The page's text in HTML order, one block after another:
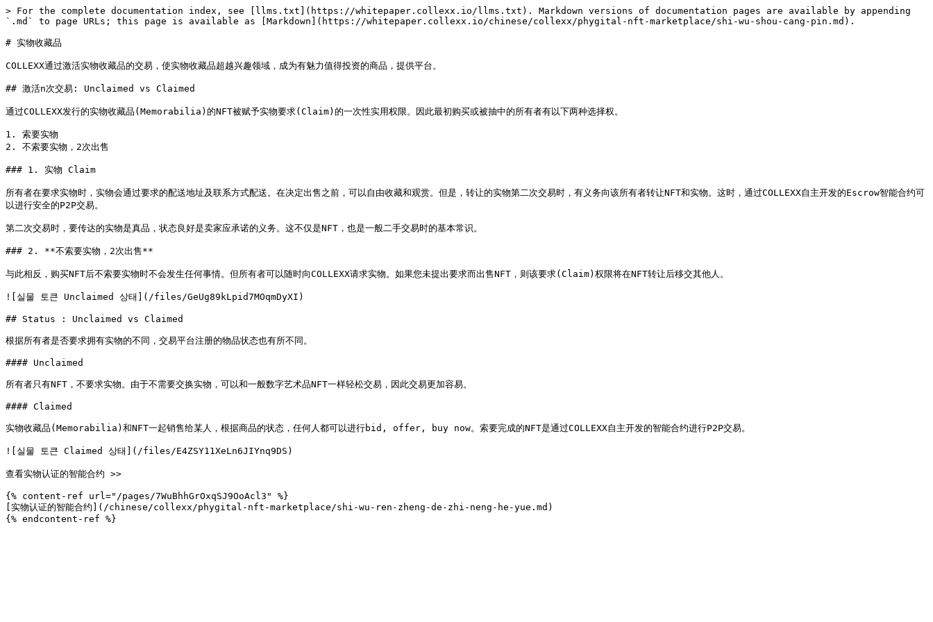
> For the complete documentation index, see [llms.txt](https://whitepaper.collexx.io/llms.txt). Markdown versions of documentation pages are available by appending
`.md` to page URLs; this page is available as [Markdown](https://whitepaper.collexx.io/chinese/collexx/phygital-nft-marketplace/shi-wu-shou-cang-pin.md).
# 实物收藏品
COLLEXX通过激活实物收藏品的交易，使实物收藏品超越兴趣领域，成为有魅力值得投资的商品，提供平台。
## 激活n次交易: Unclaimed vs Claimed
通过COLLEXX发行的实物收藏品(Memorabilia)的NFT被赋予实物要求(Claim)的一次性实用权限。因此最初购买或被抽中的所有者有以下两种选择权。
1. 索要实物
2. 不索要实物，2次出售
### 1. 实物 Claim
所有者在要求实物时，实物会通过要求的配送地址及联系方式配送。在决定出售之前，可以自由收藏和观赏。但是，转让的实物第二次交易时，有义务向该所有者转让NFT和实物。这时，通过COLLEXX自主开发的Escrow智能合约可
以进行安全的P2P交易。
第二次交易时，要传达的实物是真品，状态良好是卖家应承诺的义务。这不仅是NFT，也是一般二手交易时的基本常识。
### 2. **不索要实物，2次出售**
与此相反，购买NFT后不索要实物时不会发生任何事情。但所有者可以随时向COLLEXX请求实物。如果您未提出要求而出售NFT，则该要求(Claim)权限将在NFT转让后移交其他人。
![실물 토큰 Unclaimed 상태](/files/GeUg89kLpid7MOqmDyXI)
## Status : Unclaimed vs Claimed
根据所有者是否要求拥有实物的不同，交易平台注册的物品状态也有所不同。
#### Unclaimed
所有者只有NFT，不要求实物。由于不需要交换实物，可以和一般数字艺术品NFT一样轻松交易，因此交易更加容易。
#### Claimed
实物收藏品(Memorabilia)和NFT一起销售给某人，根据商品的状态，任何人都可以进行bid, offer, buy now。索要完成的NFT是通过COLLEXX自主开发的智能合约进行P2P交易。
![실물 토큰 Claimed 상태](/files/E4ZSY11XeLn6JIYnq9DS)
查看实物认证的智能合约 >>
{% content-ref url="/pages/7WuBhhGrOxqSJ9OoAcl3" %}
[实物认证的智能合约](/chinese/collexx/phygital-nft-marketplace/shi-wu-ren-zheng-de-zhi-neng-he-yue.md)